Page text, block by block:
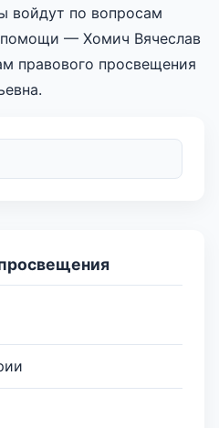
войдут по вопросам
— Хомич Вячеслав
правового просвещения